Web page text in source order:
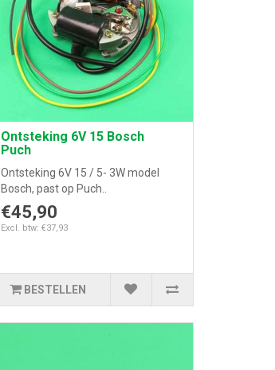
Ontsteking 6V 15 Bosch
Puch
Ontsteking 6V 15 / 5- 3W model
Bosch, past op Puch..
€45,90
Excl. btw: €37,93
BESTELLEN